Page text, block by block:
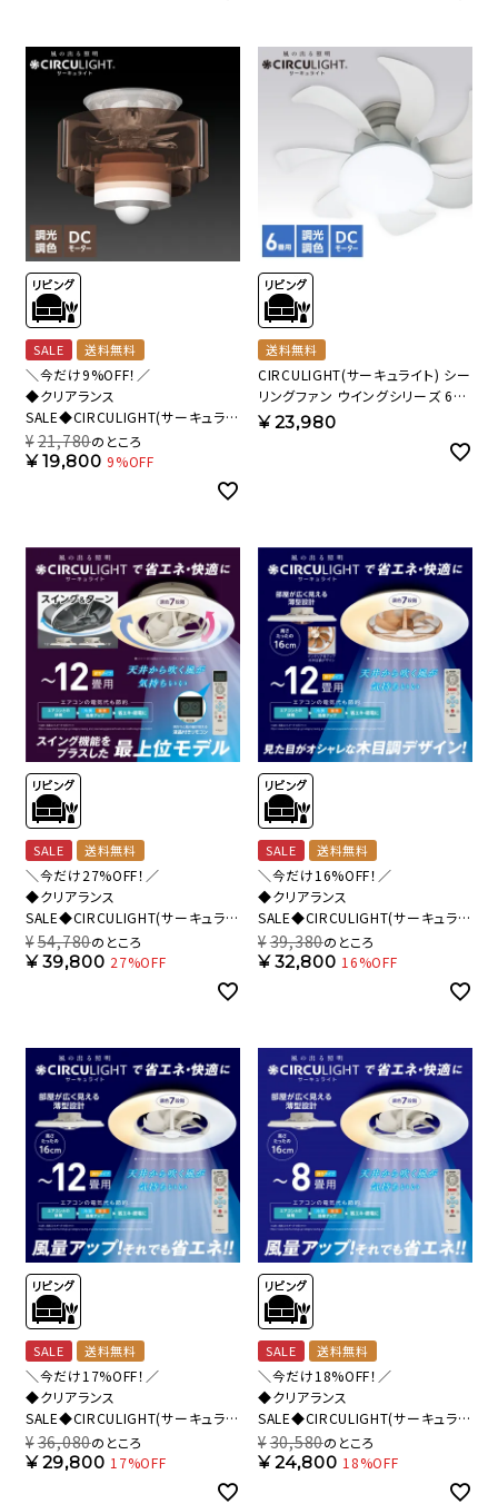
SALE 送料無料
＼今だけ9%OFF！／
◆クリアランス
SALE◆CIRCULIGHT(サーキュライ
ト) HELIX(ヘリックス) DCC-B25LE
【SH】
¥21,780のところ
¥19,800 9%OFF
送料無料
CIRCULIGHT(サーキュライト) シー
リングファン ウイングシリーズ 6畳
タイプ DCC-G06CM【SH】
¥23,980
SALE 送料無料
＼今だけ27%OFF！／
◆クリアランス
SALE◆CIRCULIGHT(サーキュライ
ト) シーリングシリーズ スイングモ
デル 12畳タイプ ホワイト DCC-
¥54,780のところ
¥39,800 27%OFF
SALE 送料無料
＼今だけ16%OFF！／
◆クリアランス
SALE◆CIRCULIGHT(サーキュライ
ト) シーリングシリーズ 12畳タイプ
ライトウッド DCC-A12CML 【SH】
¥39,380のところ
¥32,800 16%OFF
SALE 送料無料
＼今だけ17%OFF！／
◆クリアランス
SALE◆CIRCULIGHT(サーキュライ
ト) シーリングシリーズ 12畳タイプ
DCC-A12CM 【SH】
¥36,080のところ
¥29,800 17%OFF
SALE 送料無料
＼今だけ18%OFF！／
◆クリアランス
SALE◆CIRCULIGHT(サーキュライ
ト) シーリングシリーズ 8畳タイプ
DCC-A08CM 【SH】
¥30,580のところ
¥24,800 18%OFF